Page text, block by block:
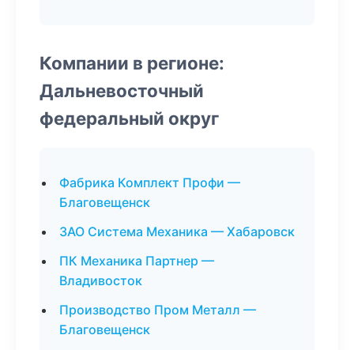
Компании в регионе:
Дальневосточный
федеральный округ
Фабрика Комплект Профи —
Благовещенск
ЗАО Система Механика — Хабаровск
ПК Механика Партнер —
Владивосток
Производство Пром Металл —
Благовещенск